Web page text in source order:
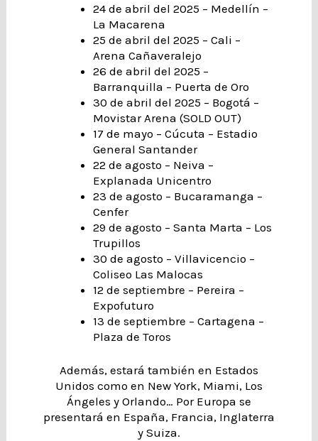
24 de abril del 2025 – Medellín –
La Macarena
25 de abril del 2025 – Cali –
Arena Cañaveralejo
26 de abril del 2025 –
Barranquilla – Puerta de Oro
30 de abril del 2025 – Bogotá –
Movistar Arena (SOLD OUT)
17 de mayo – Cúcuta – Estadio
General Santander
22 de agosto – Neiva –
Explanada Unicentro
23 de agosto – Bucaramanga –
Cenfer
29 de agosto – Santa Marta – Los
Trupillos
30 de agosto – Villavicencio –
Coliseo Las Malocas
12 de septiembre – Pereira –
Expofuturo
13 de septiembre – Cartagena –
Plaza de Toros
Además, estará también en Estados
Unidos como en New York, Miami, Los
Ángeles y Orlando… Por Europa se
presentará en España, Francia, Inglaterra
y Suiza.